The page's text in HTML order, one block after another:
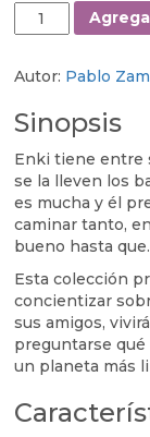
¿ADÓNDE
VAN
DESECHOS?
Autor: Pablo
Sinopsis
Enki tiene entre
se la lleven los
es mucha y él
caminar tanto,
bueno hasta
Esta colección
concientizar
sus amigos,
preguntarse
un planeta más